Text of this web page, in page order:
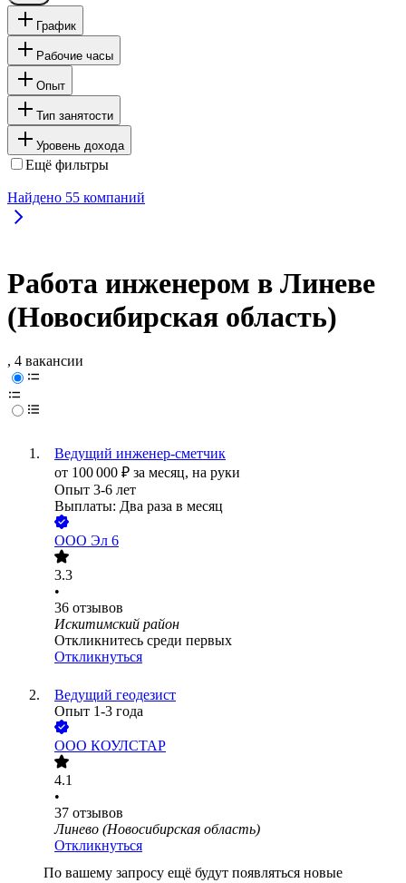
График
Рабочие часы
Опыт
Тип занятости
Уровень дохода
Ещё фильтры
Найдено 55 компаний
Работа инженером в Линеве
(Новосибирская область)
, 4 вакансии
Ведущий инженер-сметчик
от 100 000 ₽ за месяц, на руки
Опыт 3-6 лет
Выплаты: Два раза в месяц
ООО Эл 6
3.3
•
36 отзывов
Искитимский район
Откликнитесь среди первых
Откликнуться
Ведущий геодезист
Опыт 1-3 года
ООО КОУЛСТАР
4.1
•
37 отзывов
Линево (Новосибирская область)
Откликнуться
По вашему запросу ещё будут появляться новые